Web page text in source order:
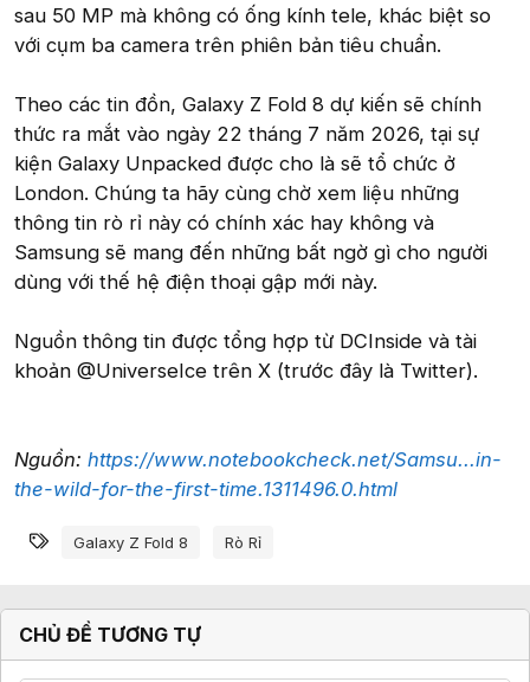
sau 50 MP mà không có ống kính tele, khác biệt so
với cụm ba camera trên phiên bản tiêu chuẩn.
Theo các tin đồn, Galaxy Z Fold 8 dự kiến sẽ chính
thức ra mắt vào ngày 22 tháng 7 năm 2026, tại sự
kiện Galaxy Unpacked được cho là sẽ tổ chức ở
London. Chúng ta hãy cùng chờ xem liệu những
thông tin rò rỉ này có chính xác hay không và
Samsung sẽ mang đến những bất ngờ gì cho người
dùng với thế hệ điện thoại gập mới này.
Nguồn thông tin được tổng hợp từ DCInside và tài
khoản @UniverseIce trên X (trước đây là Twitter).
Nguồn: https://www.notebookcheck.net/Samsu...in-
the-wild-for-the-first-time.1311496.0.html
Từ khóa
Galaxy Z Fold 8 Rò Rỉ
CHỦ ĐỀ TƯƠNG TỰ